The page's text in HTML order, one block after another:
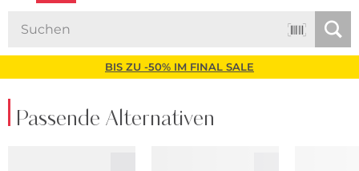
BIS ZU -50% IM FINAL SALE
Passende Alternativen